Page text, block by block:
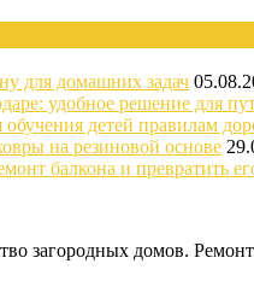
для домашних задач
удобное решение для
детей правилам
на резиновой основе
балкона и превратить
загородных домов.